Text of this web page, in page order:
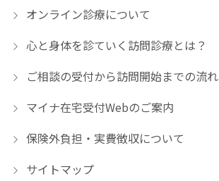
オンライン診療について
心と身体を診ていく訪問診療とは？
ご相談の受付から訪問開始までの流れ
マイナ在宅受付Webのご案内
保険外負担・実費徴収について
サイトマップ